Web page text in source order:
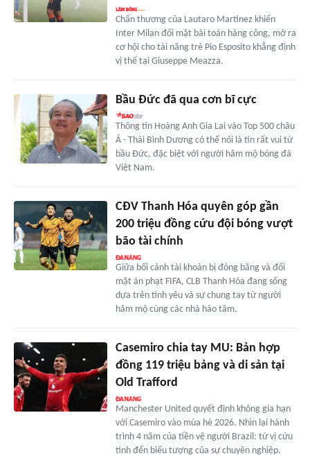
Chấn thương của Lautaro Martinez khiến
Inter Milan đối mặt bài toán hàng công, mở ra
cơ hội cho tài năng trẻ Pio Esposito khẳng định
vị thế tại Giuseppe Meazza.
Bầu Đức đã qua cơn bĩ cực
Thông tin Hoàng Anh Gia Lai vào Top 500 châu
Á - Thái Bình Dương có thể nói là tin rất vui từ
bầu Đức, đặc biệt với người hâm mộ bóng đá
Việt Nam.
CĐV Thanh Hóa quyên góp gần
200 triệu đồng cứu đội bóng vượt
bão tài chính
Giữa bối cảnh tài khoản bị đóng băng và đối
mặt án phạt FIFA, CLB Thanh Hóa đang sống
dựa trên tình yêu và sự chung tay từ người
hâm mộ cùng các nhà hảo tâm.
Casemiro chia tay MU: Bản hợp
đồng 119 triệu bảng và di sản tại
Old Trafford
Manchester United quyết định không gia hạn
với Casemiro vào mùa hè 2026. Nhìn lại hành
trình 4 năm của tiền vệ người Brazil: từ vị cứu
tinh đến biểu tượng của sự chuyên nghiệp.